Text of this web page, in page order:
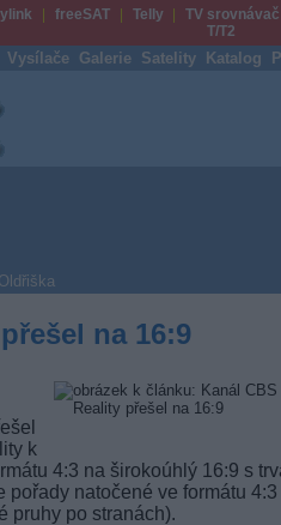
freeSAT Telly
TV srovnávač
T/T2
Vysílače Galerie Satelity Katalog
na 16:9
k
4:3 na širokoúhlý 16:9 s
pořady natočené ve formátu
pruhy po stranách).